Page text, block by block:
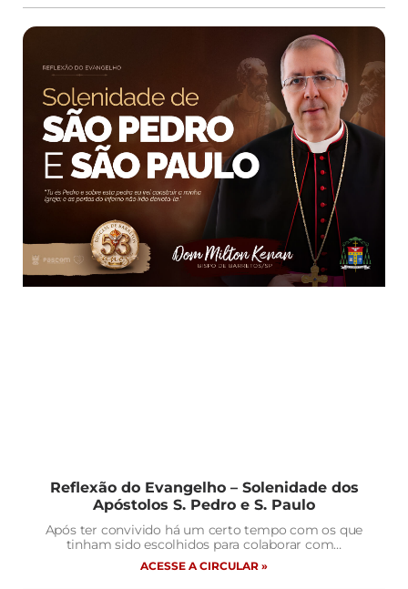
Reflexão do Evangelho – Solenidade dos
Apóstolos S. Pedro e S. Paulo
Após ter convivido há um certo tempo com os que
tinham sido escolhidos para colaborar com…
ACESSE A CIRCULAR »